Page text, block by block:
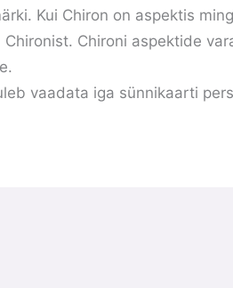
Kui Chiron on aspektis
Chironi aspektide
vaadata iga sünnikaarti